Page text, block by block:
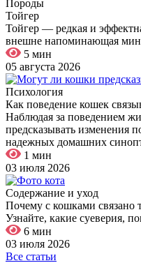
Породы
Тойгер
Тойгер — редкая и
внешне напоминающая
5 мин
05 августа 2026
Психология
Как поведение кошек
Наблюдая за поведением
предсказывать изменения
надежных домашних
1 мин
03 июля 2026
Содержание и уход
Почему с кошками связано
Узнайте, какие суеверия,
6 мин
03 июля 2026
Все статьи